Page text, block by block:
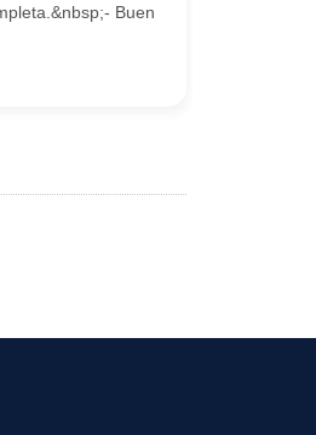
Buen